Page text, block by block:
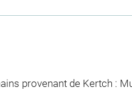
provenant de Kertch :